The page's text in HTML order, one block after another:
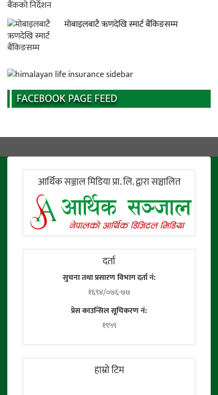
मोबाइलबाटै ऋणदेखि स्मार्ट बैंकिङसम्म
FACEBOOK PAGE FEED
आर्थिक सञ्जाल मिडिया प्रा. लि. द्वारा सञ्चालित
दर्ता
सुचना तथा प्रसारण विभाग दर्ता नं:
१६९४/०७६-७७
प्रेस काउन्सिल सूचिकरण नं:
१९५९
हाम्राे टिम